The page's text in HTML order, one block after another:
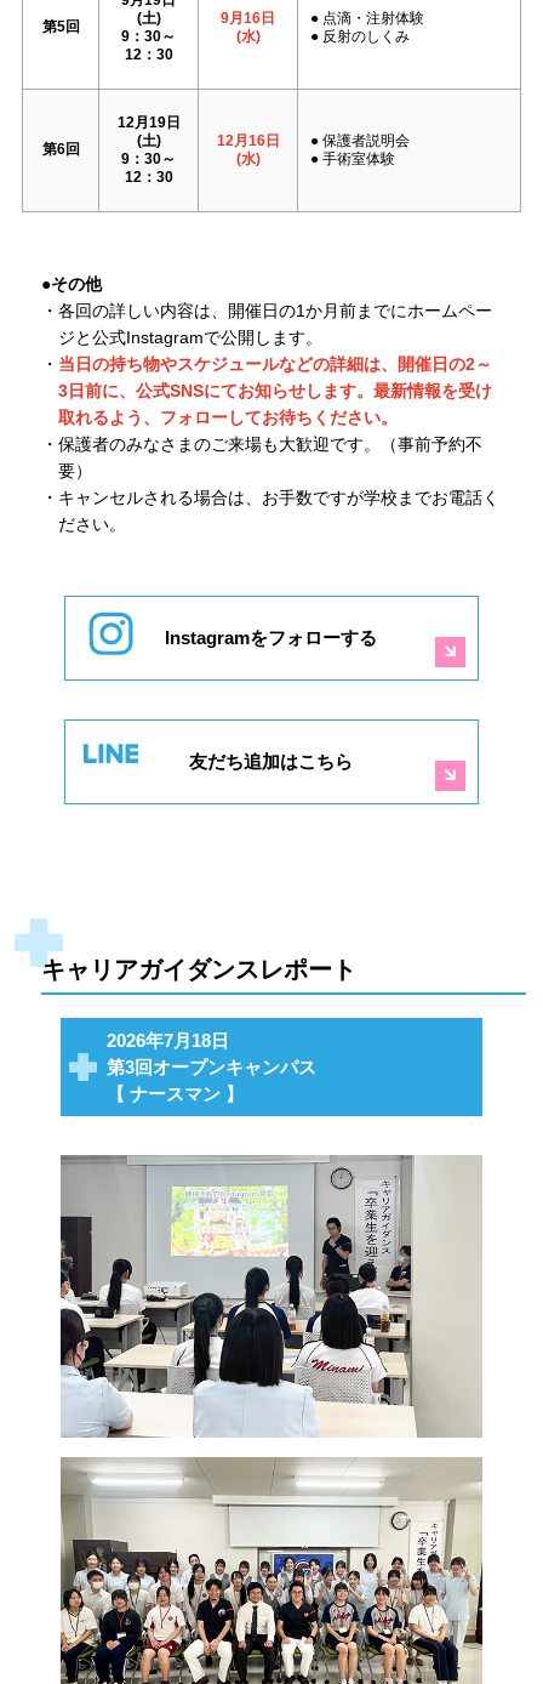
第5回
(土)
9：30～
12：30
9月16日
(水)
● 点滴・注射体験
● 反射のしくみ
第6回
12月19日
(土)
9：30～
12：30
12月16日
(水)
● 保護者説明会
● 手術室体験
●その他
・各回の詳しい内容は、開催日の1か月前までにホームペー
ジと公式Instagramで公開します。
・ 当日の持ち物やスケジュールなどの詳細は、開催日の2～
3日前に、公式SNSにてお知らせします。最新情報を受け
取れるよう、フォローしてお待ちください。
・保護者のみなさまのご来場も大歓迎です。（事前予約不
要）
・キャンセルされる場合は、お手数ですが学校までお電話く
ださい。
Instagramをフォローする
友だち追加はこちら
キャリアガイダンスレポート
2026年7月18日
第3回オープンキャンパス
【 ナースマン 】